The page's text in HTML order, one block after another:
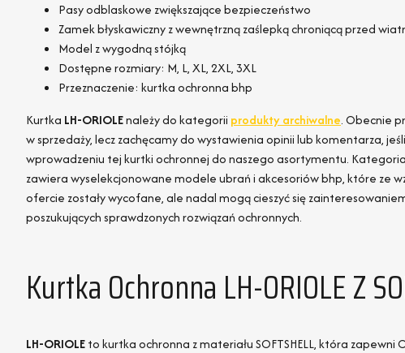
Pasy odblaskowe zwiększające bezpieczeństwo
Zamek błyskawiczny z wewnętrzną zaślepką chroniącą przed
Model z wygodną stójką
Dostępne rozmiary: M, L, XL, 2XL, 3XL
Przeznaczenie: kurtka ochronna bhp
Kurtka LH-ORIOLEnależy do kategorii produkty archiwalne. Obecnie
w sprzedaży, lecz zachęcamy do wystawienia opinii lub komentarza,
wprowadzeniu tej kurtki ochronnej do naszego asortymentu. Kategoria
zawiera wyselekcjonowane modele ubrań i akcesoriów bhp, które ze
ofercie zostały wycofane, ale nadal mogą cieszyć się
poszukujących sprawdzonych rozwiązań ochronnych.
Kurtka Ochronna LH-ORIOLE Z
LH-ORIOLEto kurtka ochronna z materiału SOFTSHELL, która